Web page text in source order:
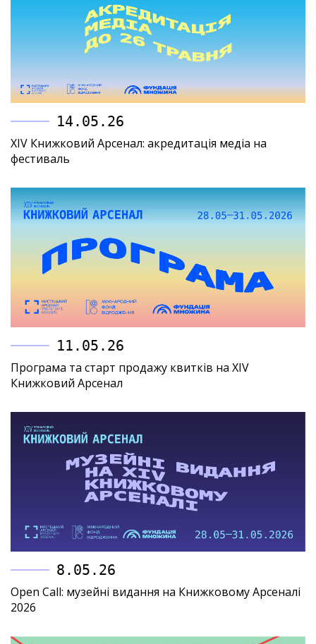
14.05.26
XIV Книжковий Арсенал: акредитація медіа на
фестиваль
11.05.26
Програма та старт продажу квитків на XIV
Книжковий Арсенал
8.05.26
Open Call: музейні видання на Книжковому Арсеналі
2026